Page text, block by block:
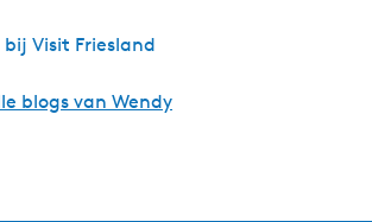
bij Visit Friesland
blogs van Wendy